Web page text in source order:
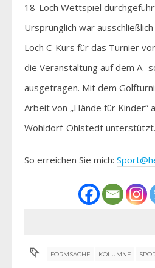
18-Loch Wettspiel
Ursprünglich war
Loch C-Kurs für das Turnier
die Veranstaltung auf dem A-
ausgetragen. Mit dem
Arbeit von „Hände für Kinder”
Wohldorf-Ohlstedt
So erreichen Sie mich:
FORMSACHE KOLUMNE